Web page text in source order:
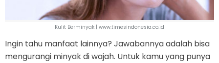
Kulit Berminyak | www.timesindonesia.co.id
Ingin tahu manfaat lainnya? Jawabannya adalah bisa
mengurangi minyak di wajah. Untuk kamu yang punya